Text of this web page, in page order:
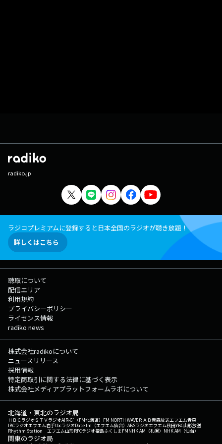
radiko.jp
ラジコプレミアムに登録すると日本全国のラジオが聴き放題！
詳しくはこちら
聴取について
配信エリア
利用規約
プライバシーポリシー
ライセンス情報
radiko news
株式会社radikoについて
ニュースリリース
採用情報
特定商取引に関する法律に基づく表示
株式会社メディアプラットフォームラボについて
北海道・東北のラジオ局
ＨＢＣラジオＳＴＶラジオAIR-G'（FM北海道） FM NORTH WAVEＲＡＢ青森放送エフエム青森
IBCラジオエフエム岩手tbcラジオDate fm（エフエム仙台） ABSラジオエフエム秋田YBC山形放送
Rhythm Station エフエム山形RFCラジオ福島ふくしまFMNHK AM（札幌） NHK AM（仙台）
関東のラジオ局